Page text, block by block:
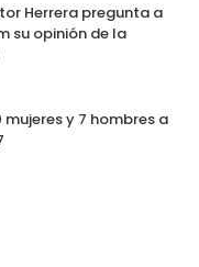
Herrera pregunta a
su opinión de la
y 7 hombres a